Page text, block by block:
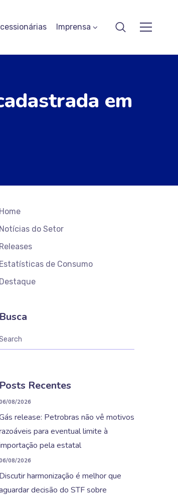
Imprensa
em
Home
Notícias do Setor
Releases
Estatísticas de Consumo
Destaque
Busca
Posts Recentes
08/2026
release: Petrobras não vê motivos
para eventual limite à
pela estatal
08/2026
Discutir harmonização é melhor que
decisão do STF sobre